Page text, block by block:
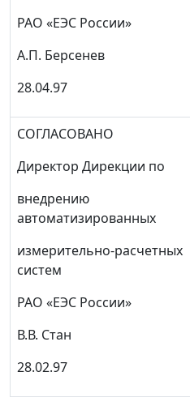
РАО «ЕЭС России»
А.П. Берсенев
28.04.97
СОГЛАСОВАНО
Директор Дирекции по
внедрению
автоматизированных
измерительно-расчетных
систем
РАО «ЕЭС России»
В.В. Стан
28.02.97